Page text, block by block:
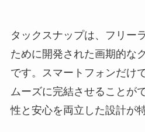
タックスナップは、フリー
ために開発された画期的な
です。スマートフォンだけ
ムーズに完結させることが
性と安心を両立した設計が